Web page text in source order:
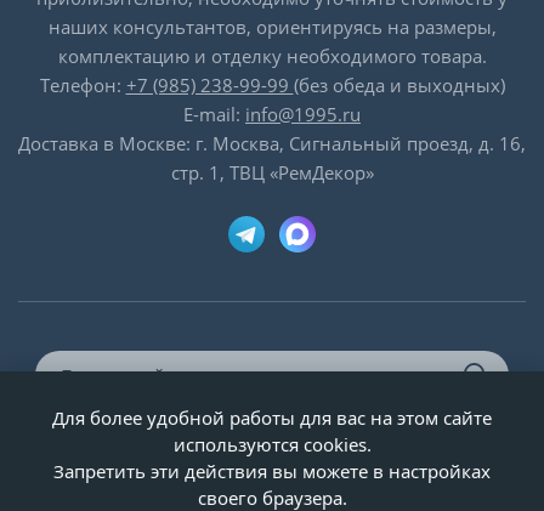
наших консультантов, ориентируясь на размеры,
комплектацию и отделку необходимого товара.
Телефон: +7 (985) 238-99-99 (без обеда и выходных)
E-mail: info@1995.ru
Доставка в Москве: г. Москва, Сигнальный проезд, д. 16,
стр. 1, ТВЦ «РемДекор»
© ООО «Двери-и-точка», ИНН 5020092947, 1995-2026 г.
Для более удобной работы для вас на этом сайте
используются cookies.
Запретить эти действия вы можете в настройках
своего браузера.